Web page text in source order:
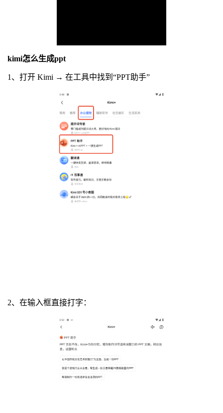
kimi怎么生成ppt
1、打开 Kimi → 在工具中找到“PPT助手”
2、在输入框直接打字：